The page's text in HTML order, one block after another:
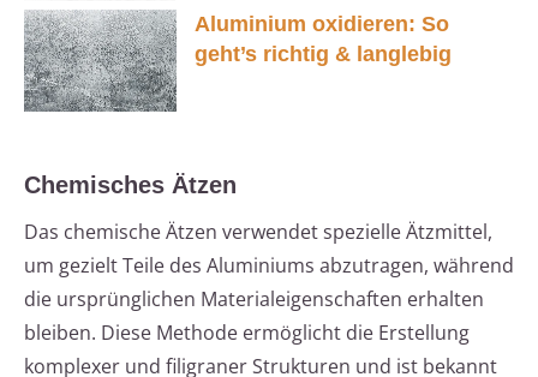
Aluminium oxidieren: So
geht’s richtig & langlebig
Chemisches Ätzen
Das chemische Ätzen verwendet spezielle Ätzmittel,
um gezielt Teile des Aluminiums abzutragen, während
die ursprünglichen Materialeigenschaften erhalten
bleiben. Diese Methode ermöglicht die Erstellung
komplexer und filigraner Strukturen und ist bekannt